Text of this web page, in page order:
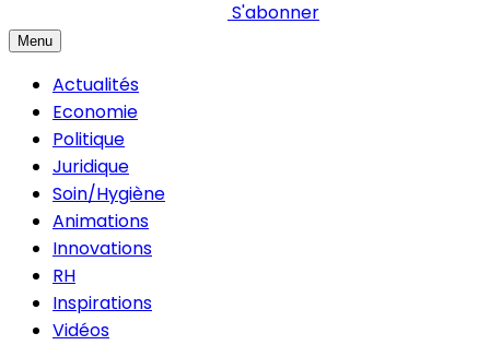
S'abonner
Menu
Actualités
Economie
Politique
Juridique
Soin/Hygiène
Animations
Innovations
RH
Inspirations
Vidéos